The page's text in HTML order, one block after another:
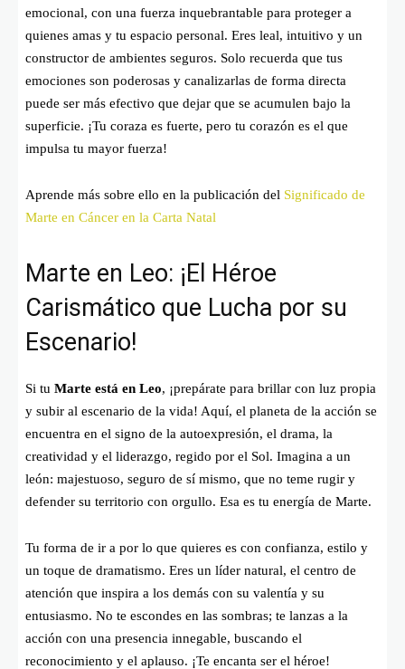
emocional, con una fuerza inquebrantable para proteger a
quienes amas y tu espacio personal. Eres leal, intuitivo y un
constructor de ambientes seguros. Solo recuerda que tus
emociones son poderosas y canalizarlas de forma directa
puede ser más efectivo que dejar que se acumulen bajo la
superficie. ¡Tu coraza es fuerte, pero tu corazón es el que
impulsa tu mayor fuerza!
Aprende más sobre ello en la publicación del Significado de
Marte en Cáncer en la Carta Natal
Marte en Leo: ¡El Héroe
Carismático que Lucha por su
Escenario!
Si tu Marte está en Leo, ¡prepárate para brillar con luz propia
y subir al escenario de la vida! Aquí, el planeta de la acción se
encuentra en el signo de la autoexpresión, el drama, la
creatividad y el liderazgo, regido por el Sol. Imagina a un
león: majestuoso, seguro de sí mismo, que no teme rugir y
defender su territorio con orgullo. Esa es tu energía de Marte.
Tu forma de ir a por lo que quieres es con confianza, estilo y
un toque de dramatismo. Eres un líder natural, el centro de
atención que inspira a los demás con su valentía y su
entusiasmo. No te escondes en las sombras; te lanzas a la
acción con una presencia innegable, buscando el
reconocimiento y el aplauso. ¡Te encanta ser el héroe!